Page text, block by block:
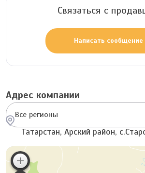
Связаться с
Написать сообщение
Адрес компании
Все регионы
Татарстан, Арский район,